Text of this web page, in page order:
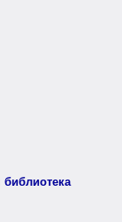
Перфолента
на языке
язык
библиотеке
Перфо
библиотека